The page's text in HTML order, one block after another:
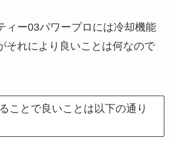
ィー03パワープロには冷却機能
それにより良いことは何なので
ことで良いことは以下の通り